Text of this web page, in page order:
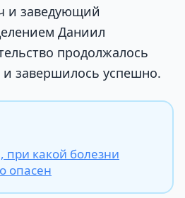
и заведующий
Даниил
продолжалось
завершилось успешно.
какой болезни
опасен